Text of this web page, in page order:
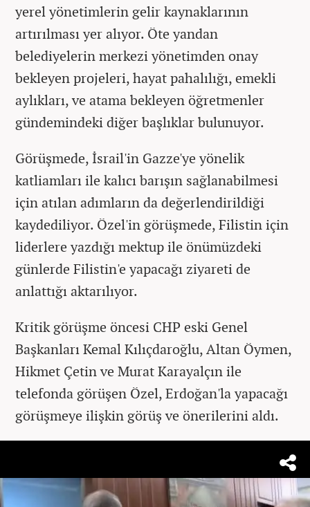
yerel yönetimlerin gelir kaynaklarının
artırılması yer alıyor. Öte yandan
belediyelerin merkezi yönetimden onay
bekleyen projeleri, hayat pahalılığı, emekli
aylıkları, ve atama bekleyen öğretmenler
gündemindeki diğer başlıklar bulunuyor.
Görüşmede, İsrail'in Gazze'ye yönelik
katliamları ile kalıcı barışın sağlanabilmesi
için atılan adımların da değerlendirildiği
kaydediliyor. Özel'in görüşmede, Filistin için
liderlere yazdığı mektup ile önümüzdeki
günlerde Filistin'e yapacağı ziyareti de
anlattığı aktarılıyor.
Kritik görüşme öncesi CHP eski Genel
Başkanları Kemal Kılıçdaroğlu, Altan Öymen,
Hikmet Çetin ve Murat Karayalçın ile
telefonda görüşen Özel, Erdoğan'la yapacağı
görüşmeye ilişkin görüş ve önerilerini aldı.